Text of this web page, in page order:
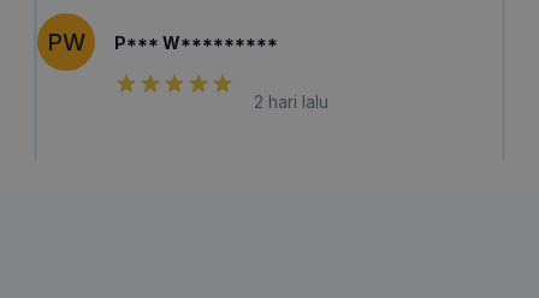
PW P*** W*********
2 hari lalu